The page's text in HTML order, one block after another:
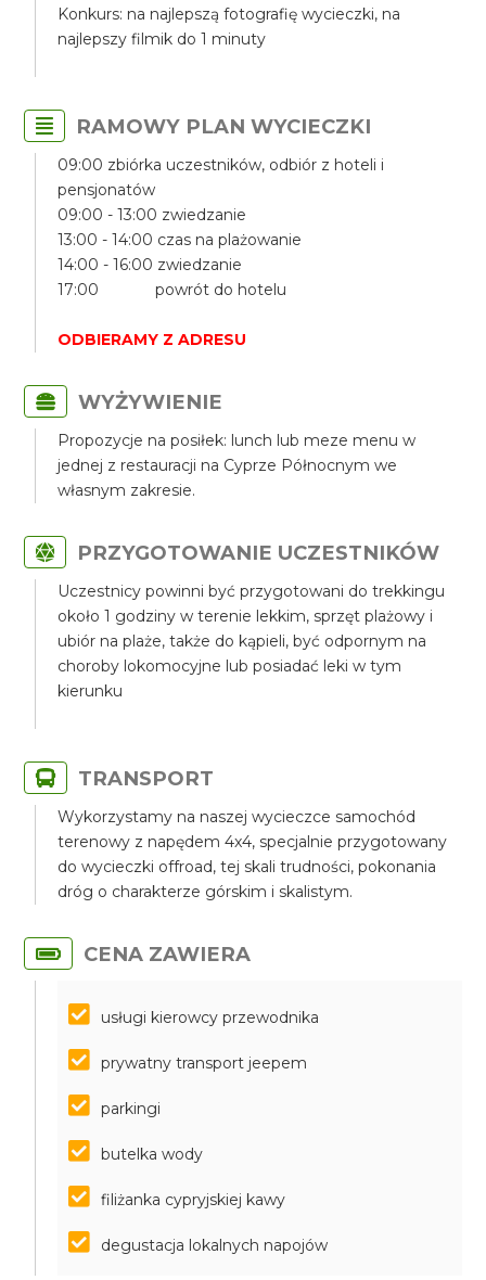
Konkurs: na najlepszą fotografię wycieczki, na
najlepszy filmik do 1 minuty
RAMOWY PLAN WYCIECZKI
09:00 zbiórka uczestników, odbiór z hoteli i
pensjonatów
09:00 - 13:00 zwiedzanie
13:00 - 14:00 czas na plażowanie
14:00 - 16:00 zwiedzanie
17:00 powrót do hotelu
ODBIERAMY Z ADRESU
WYŻYWIENIE
Propozycje na posiłek: lunch lub meze menu w
jednej z restauracji na Cyprze Północnym we
własnym zakresie.
PRZYGOTOWANIE UCZESTNIKÓW
Uczestnicy powinni być przygotowani do trekkingu
około 1 godziny w terenie lekkim, sprzęt plażowy i
ubiór na plaże, także do kąpieli, być odpornym na
choroby lokomocyjne lub posiadać leki w tym
kierunku
TRANSPORT
Wykorzystamy na naszej wycieczce samochód
terenowy z napędem 4x4, specjalnie przygotowany
do wycieczki offroad, tej skali trudności, pokonania
dróg o charakterze górskim i skalistym.
CENA ZAWIERA
usługi kierowcy przewodnika
prywatny transport jeepem
parkingi
butelka wody
filiżanka cypryjskiej kawy
degustacja lokalnych napojów